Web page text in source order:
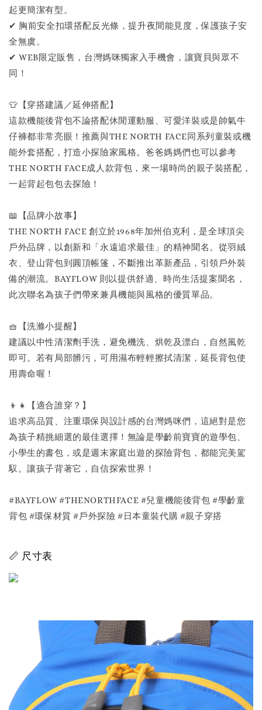
起更簡潔有型。
✔ 胸前安全扣環搭配反光條，提升夜間能見度，保護孩子安
全無虞。
✔ WEB限定販售，台灣媽咪獨家入手機會，讓寶貝與眾不
同！
👕【穿搭建議／延伸搭配】
這款機能後背包不論搭配休閒運動服、可愛洋裝或是帥氣牛
仔褲都非常亮眼！推薦與THE NORTH FACE同系列童裝或機
能外套搭配，打造小探險家風格。爸爸媽媽們也可以參考
THE NORTH FACE成人款背包，來一場時尚的親子裝搭配，
一起背起包包去探險！
📖【品牌小故事】
THE NORTH FACE 創立於1968年加州伯克利，是全球頂尖
戶外品牌，以創新和「永遠追求最佳」的精神聞名。從羽絨
衣、登山背包到圓頂帳篷，不斷推出革新產品，引領戶外裝
備的潮流。BAYFLOW 則以提供舒適、時尚生活提案聞名，
此次聯名為孩子們帶來兼具機能與風格的優質單品。
🧺【洗滌小提醒】
建議以中性清潔劑手洗，避免機洗、烘乾及漂白，自然風乾
即可。若有局部髒污，可用濕布輕輕擦拭清潔，延長背包使
用壽命喔！
👦👧【適合誰穿？】
追求高品質、注重環保與設計感的台灣媽咪們，這絕對是您
為孩子精挑細選的最佳選擇！無論是學齡前寶寶的遊學包、
小學生的書包，或是週末家庭出遊的探險背包，都能完美駕
馭。讓孩子背著它，自信探索世界！
#BAYFLOW #THENORTHFACE #兒童機能後背包 #學齡童
背包 #環保材質 #戶外探險 #日本童裝代購 #親子穿搭
📏 尺寸表